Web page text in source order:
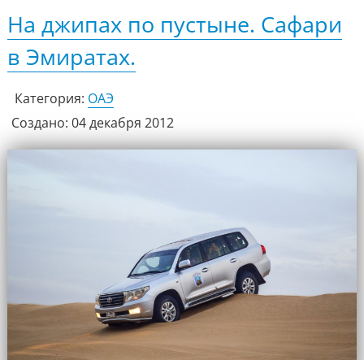
На джипах по пустыне. Сафари
в Эмиратах.
Категория: ОАЭ
Создано: 04 декабря 2012